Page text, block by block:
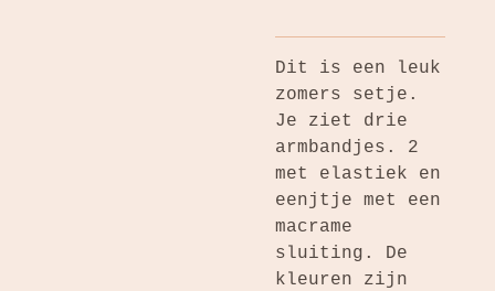
Dit is een leuk
zomers setje.
Je ziet drie
armbandjes. 2
met elastiek en
eenjtje met een
macrame
sluiting. De
kleuren zijn